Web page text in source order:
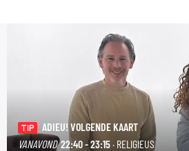
TIP
ADIEU! VOLGENDE KAART
VANAVOND 22:40 - 23:15· RELIGIEUS